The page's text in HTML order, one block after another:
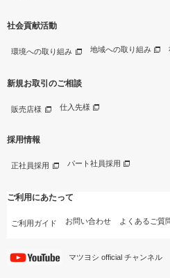
社会貢献活動
環境への取り組み 地域への取り組み
新規お取引のご相談
販売店様 仕入先様
採用情報
正社員採用 パート社員採用
ご利用にあたって
ご利用ガイド お問い合わせ よくあるご質
マツヨシ official チャンネル